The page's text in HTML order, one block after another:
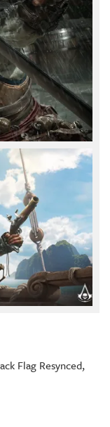
Flag Resynced,